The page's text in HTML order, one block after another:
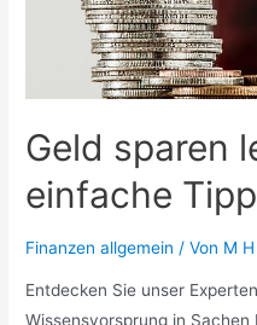
Geld sparen
einfache
Finanzen allgemein / Von M H
Entdecken Sie unser
Wissensvorsprung in